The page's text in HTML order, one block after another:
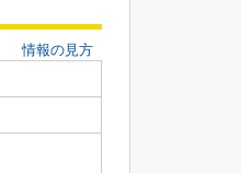
情報の見方